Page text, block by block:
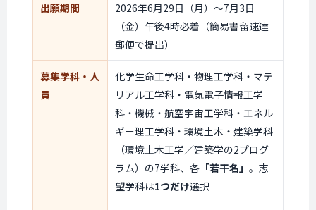
出願期間
2026年6月29日（月）〜7月3日
（金）午後4時必着 （簡易書留速達
郵便で提出）
募集学科・人
員
化学生命工学科・物理工学科・マテ
リアル工学科・電気電子情報工学
科・機械・航空宇宙工学科・エネル
ギー理工学科・環境土木・建築学科
（環境土木工学／建築学の2プログ
ラム）の7学科、各 「若干名」 。志
望学科は1つだけ選択